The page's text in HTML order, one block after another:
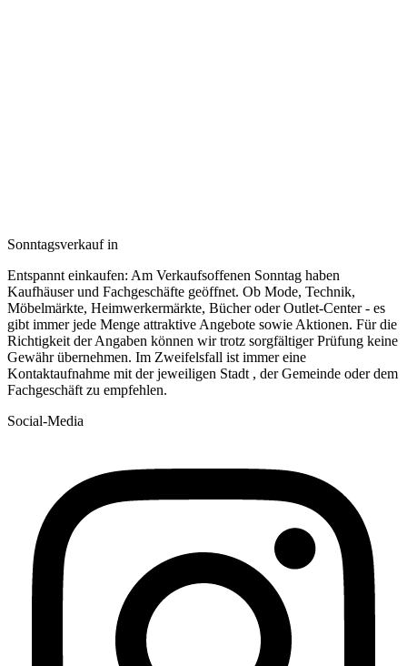
Sonntagsverkauf in
Entspannt einkaufen: Am Verkaufsoffenen Sonntag haben
Kaufhäuser und Fachgeschäfte geöffnet. Ob Mode, Technik,
Möbelmärkte, Heimwerkermärkte, Bücher oder Outlet-Center - es
gibt immer jede Menge attraktive Angebote sowie Aktionen. Für die
Richtigkeit der Angaben können wir trotz sorgfältiger Prüfung keine
Gewähr übernehmen. Im Zweifelsfall ist immer eine
Kontaktaufnahme mit der jeweiligen Stadt , der Gemeinde oder dem
Fachgeschäft zu empfehlen.
Social-Media